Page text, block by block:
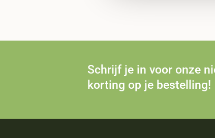
Schrijf je in voor onze
korting op je bestelling!